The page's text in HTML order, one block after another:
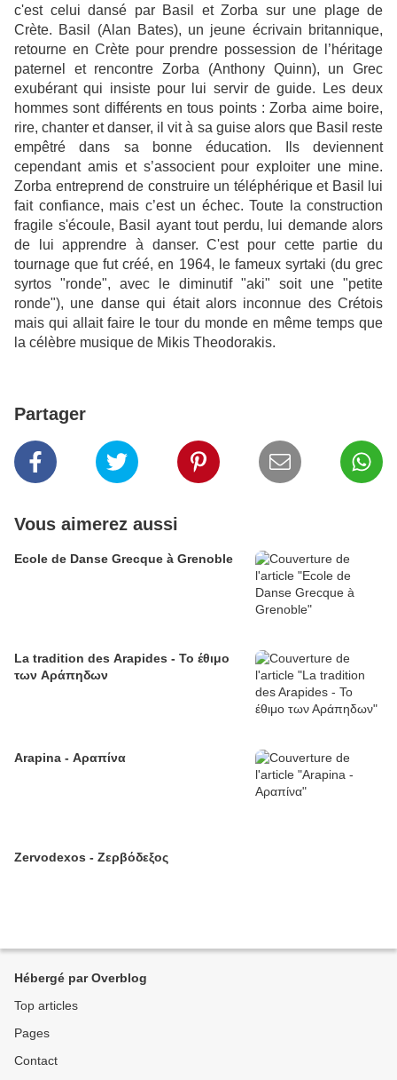
c'est celui dansé par Basil et Zorba sur une plage de
Crète. Basil (Alan Bates), un jeune écrivain britannique,
retourne en Crète pour prendre possession de l’héritage
paternel et rencontre Zorba (Anthony Quinn), un Grec
exubérant qui insiste pour lui servir de guide. Les deux
hommes sont différents en tous points : Zorba aime boire,
rire, chanter et danser, il vit à sa guise alors que Basil reste
empêtré dans sa bonne éducation. Ils deviennent
cependant amis et s’associent pour exploiter une mine.
Zorba entreprend de construire un téléphérique et Basil lui
fait confiance, mais c’est un échec. Toute la construction
fragile s'écoule, Basil ayant tout perdu, lui demande alors
de lui apprendre à danser. C'est pour cette partie du
tournage que fut créé, en 1964, le fameux syrtaki (du grec
syrtos "ronde", avec le diminutif "aki" soit une "petite
ronde"), une danse qui était alors inconnue des Crétois
mais qui allait faire le tour du monde en même temps que
la célèbre musique de Mikis Theodorakis.
Partager
Vous aimerez aussi
Ecole de Danse Grecque à Grenoble
La tradition des Arapides - Το έθιμο
των Αράπηδων
Arapina - Αραπίνα
Zervodexos - Ζερβόδεξος
Hébergé par Overblog
Top articles
Pages
Contact